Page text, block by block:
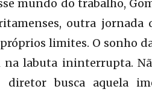
mundo do trabalho,
outra jornada
limites. O sonho
na labuta ininterrupta.
busca aquela